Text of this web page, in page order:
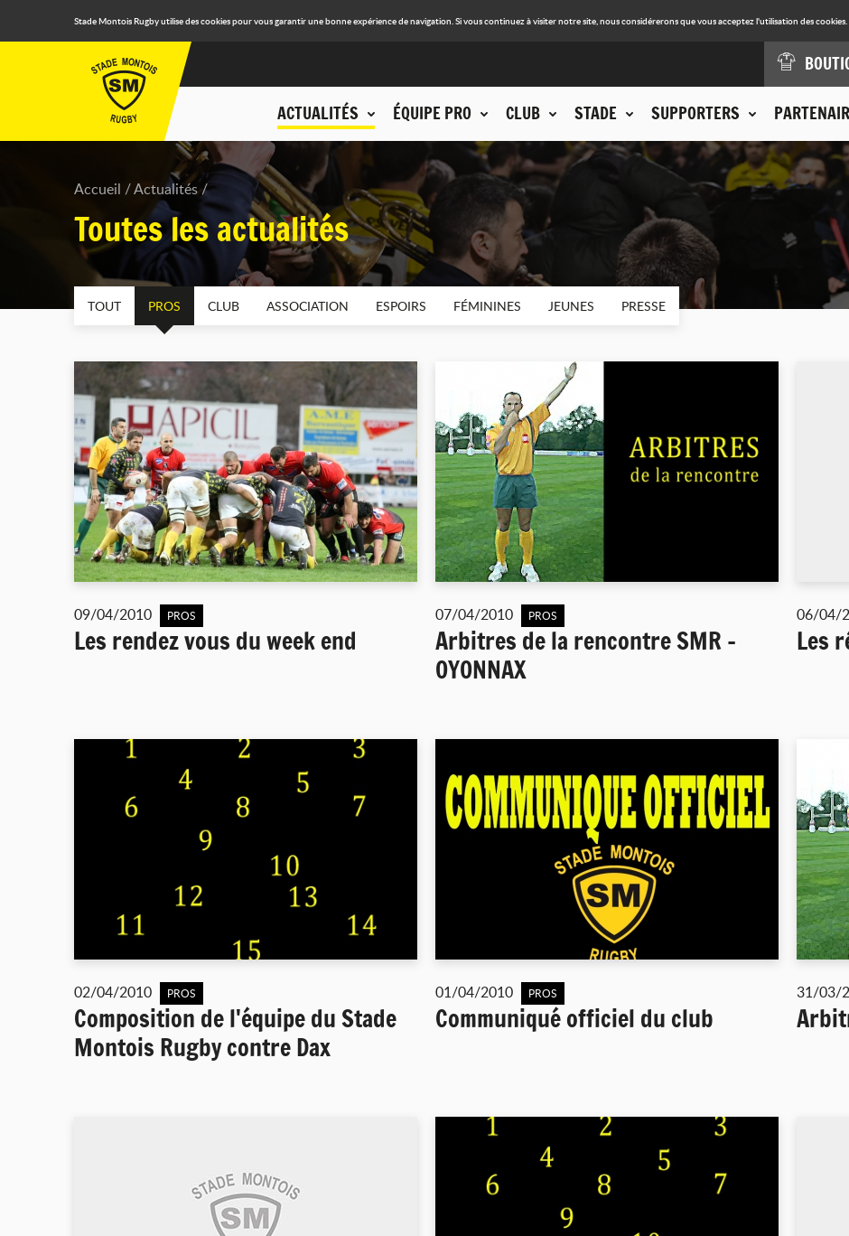
Stade Montois Rugby utilise des cookies pour vous garantir une bonne expérience de navigation. Si vous continuez à visiter notre site, nous considérerons que vous acceptez l'utilisation des cookies.
ACTUALITÉS ÉQUIPE PRO CLUB STADE SUPPORTERS
Accueil Actualités
Toutes les actualités
TOUT PROS CLUB ASSOCIATION ESPOIRS FÉMININES JEUNES PRESSE
09/04/2010 PROS
Les rendez vous du week end
07/04/2010 PROS
Arbitres de la rencontre SMR -
OYONNAX
06/04/
Les
02/04/2010 PROS
Composition de l'équipe du Stade
Montois Rugby contre Dax
01/04/2010 PROS
Communiqué officiel du club
31/03/